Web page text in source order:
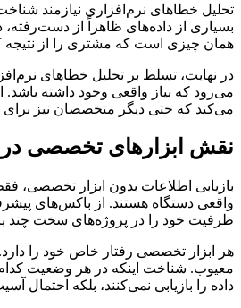
تحلیل خطاهای نرم‌افزاری نیازمند
بسیاری از داده‌های ظاهراً از
همان چیزی است که مشتری را از
در نهایت، تسلط بر تحلیل خطاهای
می‌رود که نیاز واقعی وجود داشته
می‌کند که حتی دیگر متخصصان نیز برای
نقش ابزارهای تخصصی در
بازیابی اطلاعات بدون ابزار تخصصی،
واقعی دستگاه هستند. از باکس‌های
ظرفیت خود را در پروژه‌های سخت چند
هر ابزار تخصصی رفتار خاص خود را
معیوب. شناخت اینکه در هر وضعیت کدام
داده را بازیابی نمی‌کنند، بلکه احتمال